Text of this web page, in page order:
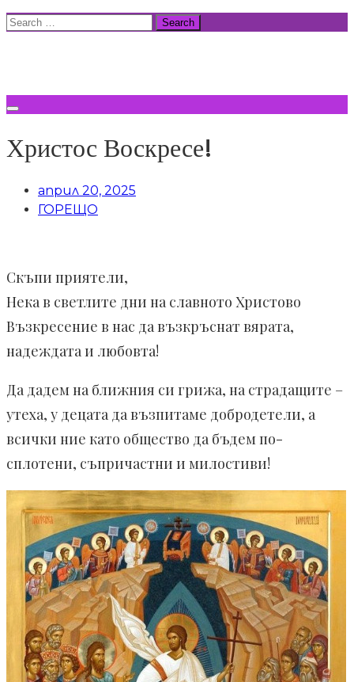
Skip
Search
Христос Воскресе!
април 20, 2025
ГОРЕЩО
Скъпи приятели,
Нека в светлите дни на славното Христово
Възкресение в нас да възкръснат вярата,
надеждата и любовта!
Да дадем на ближния си грижа, на страдащите –
утеха, у децата да възпитаме добродетели, а
всички ние като общество да бъдем по-
сплотени, съпричастни и милостиви!